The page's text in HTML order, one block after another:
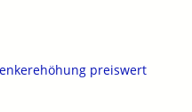
preiswert